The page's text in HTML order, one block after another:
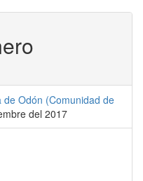
de Odón (Comunidad de
del 2017